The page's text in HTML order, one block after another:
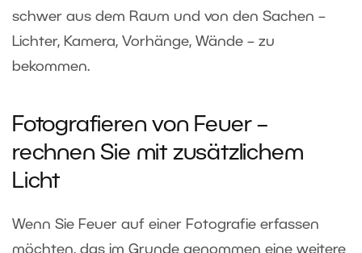
schwer aus dem Raum und von den Sachen –
Lichter, Kamera, Vorhänge, Wände – zu
bekommen.
Fotografieren von Feuer –
rechnen Sie mit zusätzlichem
Licht
Wenn Sie Feuer auf einer Fotografie erfassen
möchten, das im Grunde genommen eine weitere